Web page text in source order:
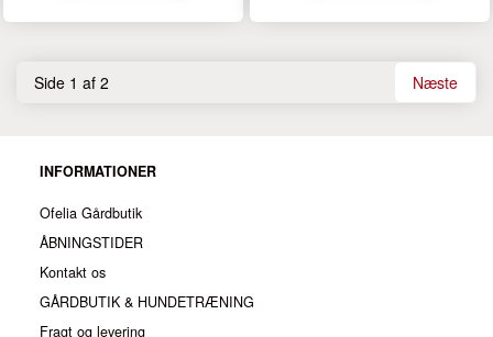
Side 1 af 2 Næste
INFORMATIONER
Ofelia Gårdbutik
ÅBNINGSTIDER
Kontakt os
GÅRDBUTIK & HUNDETRÆNING
Fragt og levering